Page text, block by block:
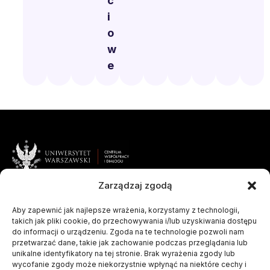
Zarządzaj zgodą
Aby zapewnić jak najlepsze wrażenia, korzystamy z technologii,
takich jak pliki cookie, do przechowywania i/lub uzyskiwania dostępu
do informacji o urządzeniu. Zgoda na te technologie pozwoli nam
przetwarzać dane, takie jak zachowanie podczas przeglądania lub
unikalne identyfikatory na tej stronie. Brak wyrażenia zgody lub
wycofanie zgody może niekorzystnie wpłynąć na niektóre cechy i
i
o
w
e
Centrum Współpracy i Dialogu
Uniwersytet Warszawski
Zapytania ofertowe